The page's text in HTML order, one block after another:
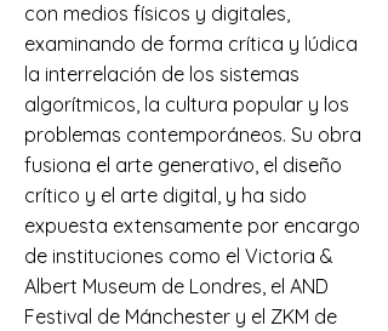
con medios físicos y digitales,
examinando de forma crítica y lúdica
la interrelación de los sistemas
algorítmicos, la cultura popular y los
problemas contemporáneos. Su obra
fusiona el arte generativo, el diseño
crítico y el arte digital, y ha sido
expuesta extensamente por encargo
de instituciones como el Victoria &
Albert Museum de Londres, el AND
Festival de Mánchester y el ZKM de